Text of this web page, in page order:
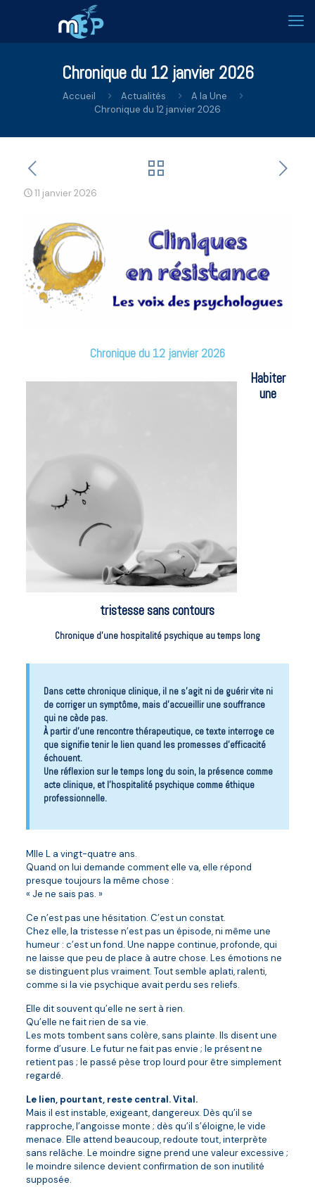
Chronique du 12 janvier 2026
Accueil Actualités
A la Une
Chronique du 12 janvier 2026
11 janvier 2026
Chronique du 12 janvier 2026
Habiter
une
tristesse sans contours
Chronique d’une hospitalité psychique au temps long
Dans cette chronique clinique, il ne s’agit ni de guérir vite ni
de corriger un symptôme, mais d’accueillir une souffrance
qui ne cède pas.
À partir d’une rencontre thérapeutique, ce texte interroge ce
que signifie tenir le lien quand les promesses d’efficacité
échouent.
Une réflexion sur le temps long du soin, la présence comme
acte clinique, et l’hospitalité psychique comme éthique
professionnelle.
Mlle L a vingt-quatre ans.
Quand on lui demande comment elle va, elle répond
presque toujours la même chose :
« Je ne sais pas. »
Ce n’est pas une hésitation. C’est un constat.
Chez elle, la tristesse n’est pas un épisode, ni même une
humeur : c’est un fond. Une nappe continue, profonde, qui
ne laisse que peu de place à autre chose. Les émotions ne
se distinguent plus vraiment. Tout semble aplati, ralenti,
comme si la vie psychique avait perdu ses reliefs.
Elle dit souvent qu’elle ne sert à rien.
Qu’elle ne fait rien de sa vie.
Les mots tombent sans colère, sans plainte. Ils disent une
forme d’usure. Le futur ne fait pas envie ; le présent ne
retient pas ; le passé pèse trop lourd pour être simplement
regardé.
Le lien, pourtant, reste central. Vital.
Mais il est instable, exigeant, dangereux. Dès qu’il se
rapproche, l’angoisse monte ; dès qu’il s’éloigne, le vide
menace. Elle attend beaucoup, redoute tout, interprète
sans relâche. Le moindre signe prend une valeur excessive ;
le moindre silence devient confirmation de son inutilité
supposée.